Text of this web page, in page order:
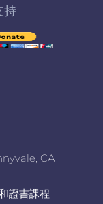
持
CA
證書課程